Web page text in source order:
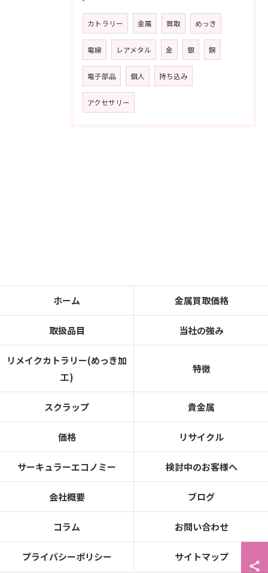
カトラリー 金属 買取 めっき
電線 レアメタル 金 銀 銅
電子部品 個人 持ち込み
アクセサリー
ホーム 金属買取価格
取扱品目 当社の強み
リメイクカトラリー(めっき加
工)
特徴
スクラップ 貴金属
価格 リサイクル
サーキュラーエコノミー 検討中のお客様へ
会社概要 ブログ
コラム お問い合わせ
プライバシーポリシー サイトマップ